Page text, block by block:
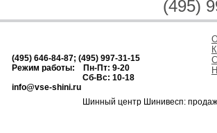
(495)
(495) 646-84-87; (495) 997-31-15
Режим работы: Пн-Пт: 9-20
Сб-Вс: 10-18
info@vse-shini.ru
Шинный центр Шинивесп: